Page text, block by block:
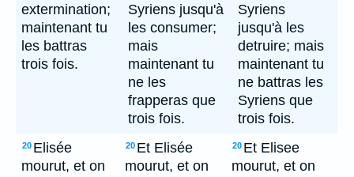
extermination;
maintenant tu
les battras
trois fois.
Syriens jusqu'à
les consumer;
mais
maintenant tu
ne les
frapperas que
trois fois.
Syriens
jusqu'à les
detruire; mais
maintenant tu
ne battras les
Syriens que
trois fois.
20 Elisée
mourut, et on
20 Et Elisée
mourut, et on
20 Et Elisee
mourut, et on